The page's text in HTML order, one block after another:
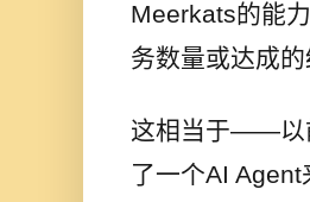
Meerkats的能
务数量或达成的
这相当于——以
了一个AI